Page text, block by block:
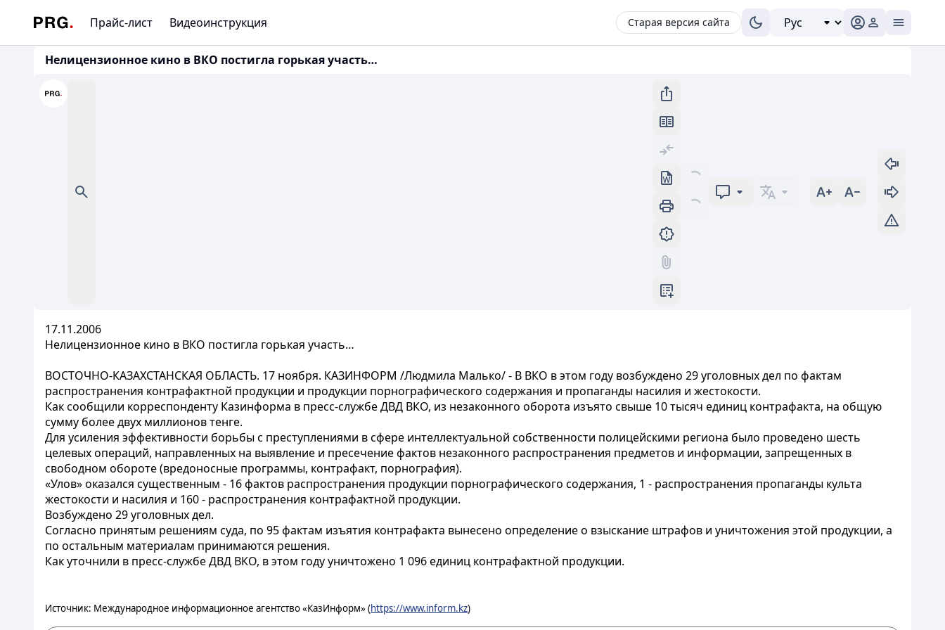
Прайс-лист Видеоинструкция Старая версия сайта
Нелицензионное кино в ВКО постигла горькая участь…
17.11.2006
Нелицензионное кино в ВКО постигла горькая участь…
ВОСТОЧНО-КАЗАХСТАНСКАЯ ОБЛАСТЬ. 17 ноября. КАЗИНФОРМ /Людмила Малько/ - В ВКО в этом году возбуждено 29 уголовных дел по фактам
распространения контрафактной продукции и продукции порнографического содержания и пропаганды насилия и жестокости.
Как сообщили корреспонденту Казинформа в пресс-службе ДВД ВКО, из незаконного оборота изъято свыше 10 тысяч единиц контрафакта, на общую
сумму более двух миллионов тенге.
Для усиления эффективности борьбы с преступлениями в сфере интеллектуальной собственности полицейскими региона было проведено шесть
целевых операций, направленных на выявление и пресечение фактов незаконного распространения предметов и информации, запрещенных в
свободном обороте (вредоносные программы, контрафакт, порнография).
«Улов» оказался существенным - 16 фактов распространения продукции порнографического содержания, 1 - распространения пропаганды культа
жестокости и насилия и 160 - распространения контрафактной продукции.
Возбуждено 29 уголовных дел.
Согласно принятым решениям суда, по 95 фактам изъятия контрафакта вынесено определение о взыскание штрафов и уничтожения этой продукции, а
по остальным материалам принимаются решения.
Как уточнили в пресс-службе ДВД ВКО, в этом году уничтожено 1 096 единиц контрафактной продукции.
Источник: Международное информационное агентство «КазИнформ» (https://www.inform.kz)